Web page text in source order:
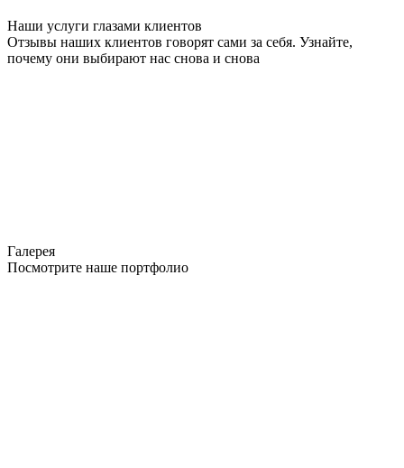
Наши услуги глазами клиентов
Отзывы наших клиентов говорят сами за себя. Узнайте,
почему они выбирают нас снова и снова
Галерея
Посмотрите наше портфолио